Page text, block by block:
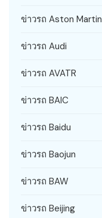
ข่าวรถ Aston Martin
ข่าวรถ Audi
ข่าวรถ AVATR
ข่าวรถ BAIC
ข่าวรถ Baidu
ข่าวรถ Baojun
ข่าวรถ BAW
ข่าวรถ Beijing